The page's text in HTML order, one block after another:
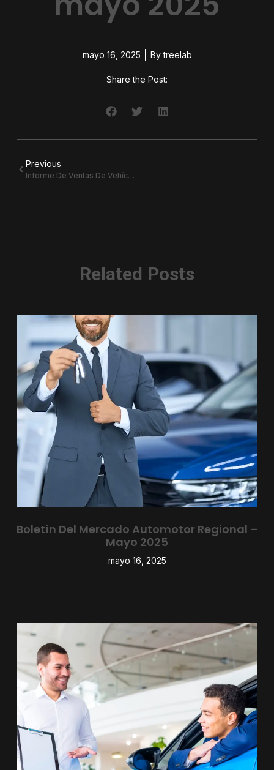
mayo 16, 2025 Bytreelab
Share the Post:
Previous
Informe De Ventas De Vehículos Híbridos Y Eléctricos – Marzo 2025
Related Posts
Boletín Del Mercado Automotor Regional –
Mayo 2025
mayo 16, 2025